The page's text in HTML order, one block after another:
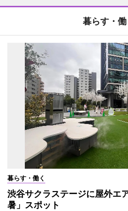
暮らす・働
暮らす・働く
渋谷サクラステージに屋外エ
暑」スポット